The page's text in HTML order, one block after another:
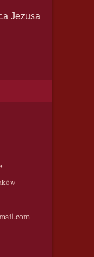
Jezusa